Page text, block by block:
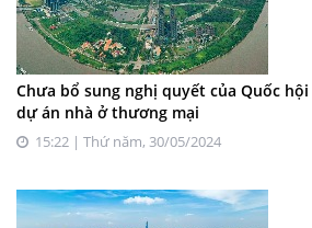
Chưa bổ sung nghị quyết của Quốc
dự án nhà ở thương mại
15:22 | Thứ năm, 30/05/2024